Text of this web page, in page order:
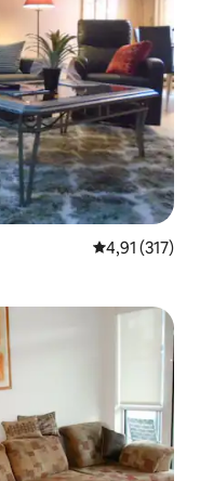
Note
4,91 (317)